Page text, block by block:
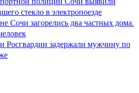
стекло в электропоезде
Сочи загорелись два частных дома.
Росгвардии задержали мужчину по